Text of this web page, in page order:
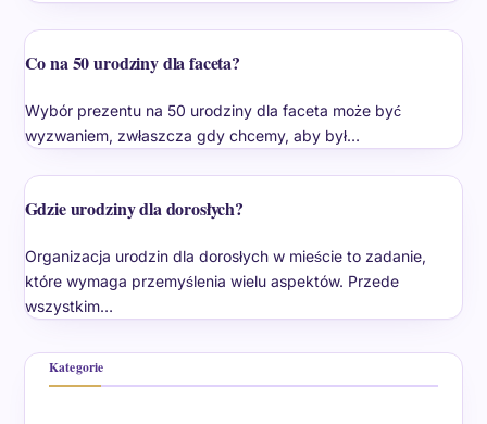
Co na 50 urodziny dla faceta?
Wybór prezentu na 50 urodziny dla faceta może być
wyzwaniem, zwłaszcza gdy chcemy, aby był…
Gdzie urodziny dla dorosłych?
Organizacja urodzin dla dorosłych w mieście to zadanie,
które wymaga przemyślenia wielu aspektów. Przede
wszystkim…
Kategorie